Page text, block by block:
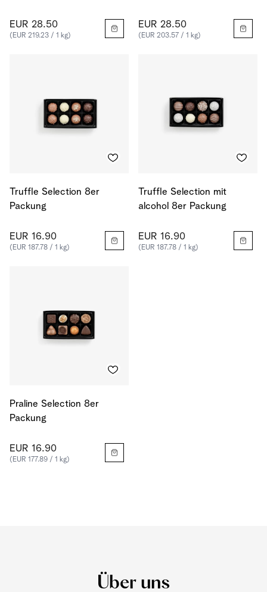
EUR 28.50
(EUR 219.23 / 1 kg)
EUR 28.50
(EUR 203.57 / 1 kg)
Truffle Selection 8er
Packung
EUR 16.90
(EUR 187.78 / 1 kg)
Truffle Selection mit
alcohol 8er Packung
EUR 16.90
(EUR 187.78 / 1 kg)
Praline Selection 8er
Packung
EUR 16.90
(EUR 177.89 / 1 kg)
Über uns